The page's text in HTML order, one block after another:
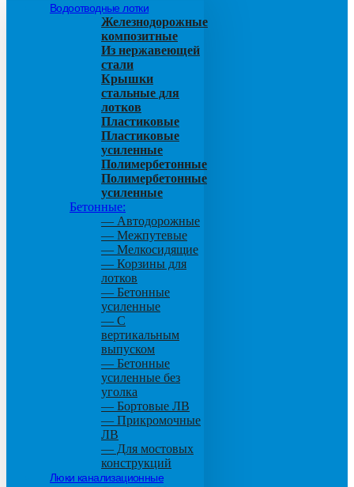
Водоотводные лотки
Железнодорожные
композитные
Из нержавеющей
стали
Крышки
стальные для
лотков
Пластиковые
Пластиковые
усиленные
Полимербетонные
Полимербетонные
усиленные
Бетонные:
— Автодорожные
— Межпутевые
— Мелкосидящие
— Корзины для
лотков
— Бетонные
усиленные
— С
вертикальным
выпуском
— Бетонные
усиленные без
уголка
— Бортовые ЛВ
— Прикромочные
ЛВ
— Для мостовых
конструкций
Люки канализационные